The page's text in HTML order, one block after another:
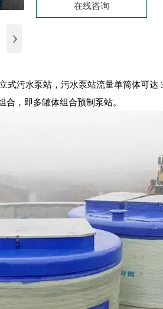
›
在线咨询
污水泵站，污水泵站流量单筒体可达
合，即多罐体组合预制泵站。